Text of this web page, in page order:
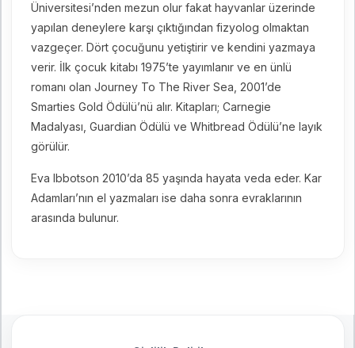
Üniversitesi’nden mezun olur fakat hayvanlar üzerinde
yapılan deneylere karşı çıktığından fizyolog olmaktan
vazgeçer. Dört çocuğunu yetiştirir ve kendini yazmaya
verir. İlk çocuk kitabı 1975’te yayımlanır ve en ünlü
romanı olan Journey To The River Sea, 2001’de
Smarties Gold Ödülü’nü alır. Kitapları; Carnegie
Madalyası, Guardian Ödülü ve Whitbread Ödülü’ne layık
görülür.
Eva Ibbotson 2010’da 85 yaşında hayata veda eder. Kar
Adamları’nın el yazmaları ise daha sonra evraklarının
arasında bulunur.